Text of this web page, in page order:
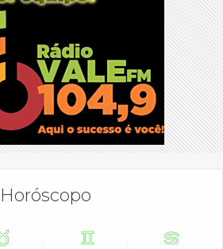
Horóscopo